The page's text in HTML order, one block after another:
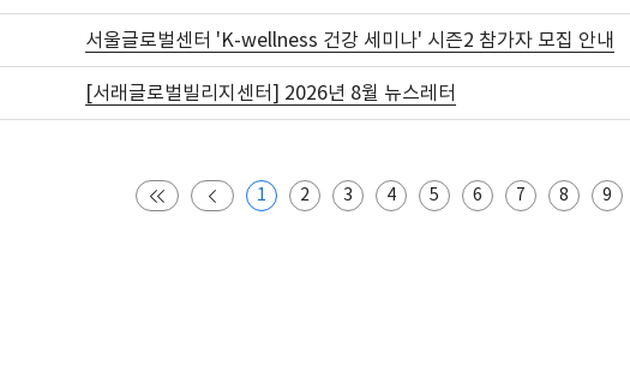
서울글로벌센터 'K-wellness 건강 세미나' 시즌2 참가자 모집 안내
[서래글로벌빌리지센터] 2026년 8월 뉴스레터
1 2 3 4 5 6 7 8 9